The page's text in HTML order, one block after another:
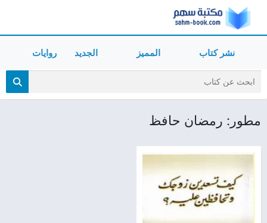
نشر كتاب المميز الجديد روايات
مطور: رمضان حافظ